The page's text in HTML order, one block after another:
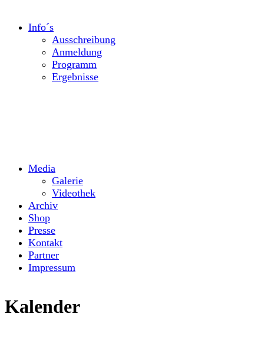
Info´s
Ausschreibung
Anmeldung
Programm
Ergebnisse
Media
Galerie
Videothek
Archiv
Shop
Presse
Kontakt
Partner
Impressum
Kalender